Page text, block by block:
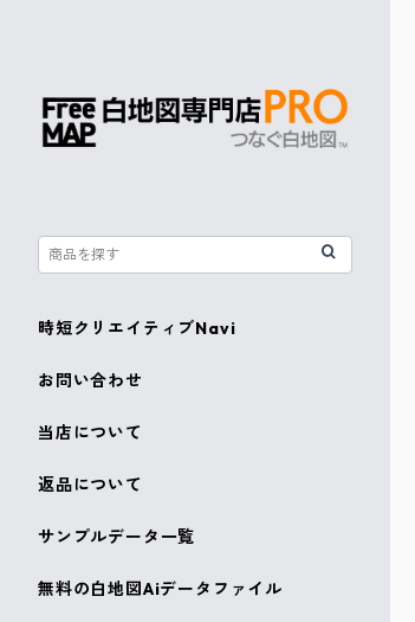
時短クリエイティブNavi
お問い合わせ
当店について
返品について
サンプルデータ一覧
無料の白地図Aiデータファイル